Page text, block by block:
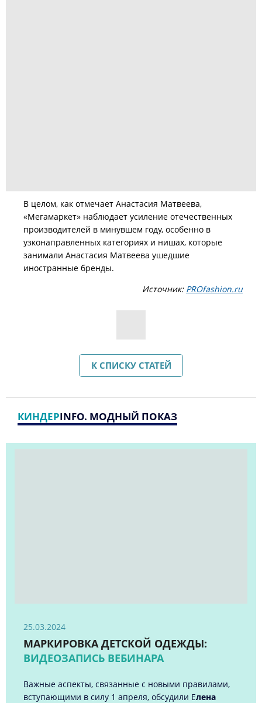
В целом, как отмечает Анастасия Матвеева,
«Мегамаркет» наблюдает усиление отечественных
производителей в минувшем году, особенно в
узконаправленных категориях и нишах, которые
занимали Анастасия Матвеева ушедшие
иностранные бренды.
Источник: PROfashion.ru
К СПИСКУ СТАТЕЙ
КИНДЕРINFO. МОДНЫЙ ПОКАЗ
25.03.2024
МАРКИРОВКА ДЕТСКОЙ ОДЕЖДЫ:
ВИДЕОЗАПИСЬ ВЕБИНАРА
Важные аспекты, связанные с новыми правилами,
вступающими в силу 1 апреля, обсудили Елена